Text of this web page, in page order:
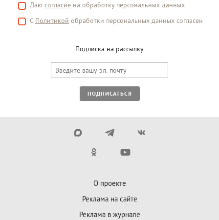
Даю согласие на обработку персональных данных
С Политикой обработки персональных данных согласен
Подписка на рассылку
ПОДПИСАТЬСЯ
О проекте
Реклама на сайте
Реклама в журнале